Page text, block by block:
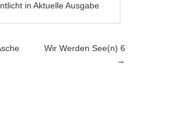
inAktuelle Ausgabe
Wir Werden See(n) 6
→